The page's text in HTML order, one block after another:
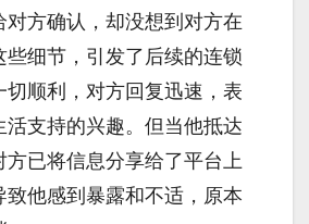
对方确认，却没想到对方在
些细节，引发了后续的连锁
切顺利，对方回复迅速，表
活支持的兴趣。但当他抵达
方已将信息分享给了平台上
致他感到暴露和不适，原本